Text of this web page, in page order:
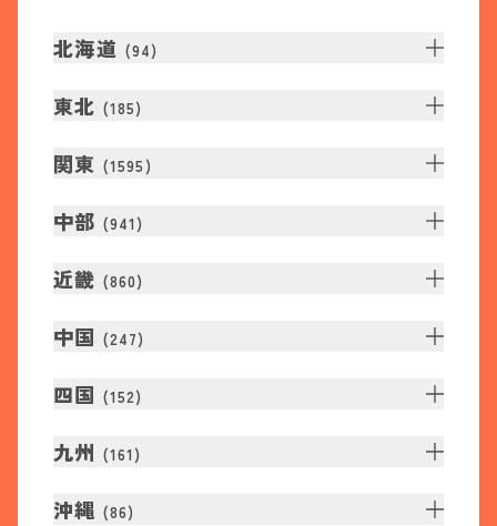
北海道 (94)
東北 (185)
関東 (1595 )
中部 (941 )
近畿 (860)
中国 (247)
四国 (152)
九州 (161 )
沖縄 (86)